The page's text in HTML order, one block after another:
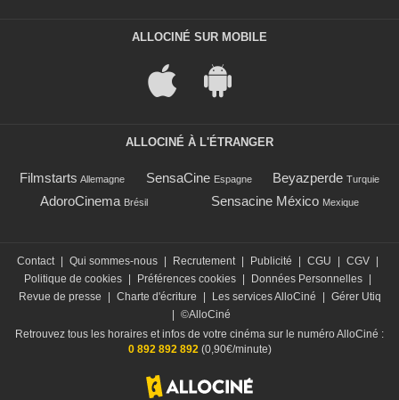
ALLOCINÉ SUR MOBILE
ALLOCINÉ À L'ÉTRANGER
Filmstarts Allemagne SensaCine Espagne Beyazperde Turquie
AdoroCinema Brésil Sensacine México Mexique
Contact Qui sommes-nous Recrutement Publicité CGU CGV
Politique de cookies
Préférences cookies Données Personnelles
Revue de presse
Charte d'écriture Les services AlloCiné
Gérer Utiq
©AlloCiné
Retrouvez tous les horaires et infos de votre cinéma sur le numéro AlloCiné :
0 892 892 892(0,90€/minute)